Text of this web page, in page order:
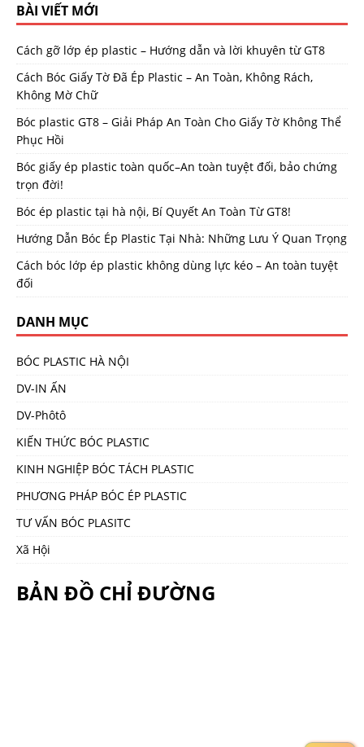
BÀI VIẾT MỚI
Cách gỡ lớp ép plastic – Hướng dẫn và lời khuyên từ GT8
Cách Bóc Giấy Tờ Đã Ép Plastic – An Toàn, Không Rách,
Không Mờ Chữ
Bóc plastic GT8 – Giải Pháp An Toàn Cho Giấy Tờ Không Thể
Phục Hồi
Bóc giấy ép plastic toàn quốc–An toàn tuyệt đối, bảo chứng
trọn đời!
Bóc ép plastic tại hà nội, Bí Quyết An Toàn Từ GT8!
Hướng Dẫn Bóc Ép Plastic Tại Nhà: Những Lưu Ý Quan Trọng
Cách bóc lớp ép plastic không dùng lực kéo – An toàn tuyệt
đối
DANH MỤC
BÓC PLASTIC HÀ NỘI
DV-IN ẤN
DV-Phôtô
KIẾN THỨC BÓC PLASTIC
KINH NGHIỆP BÓC TÁCH PLASTIC
PHƯƠNG PHÁP BÓC ÉP PLASTIC
TƯ VẤN BÓC PLASITC
Xã Hội
BẢN ĐỒ CHỈ ĐƯỜNG